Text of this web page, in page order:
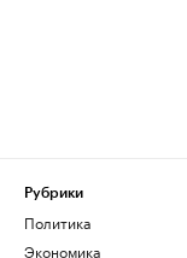
Рубрики
Политика
Экономика